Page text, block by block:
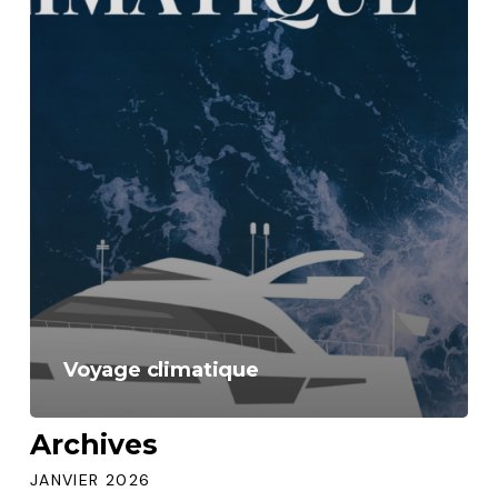
Voyage climatique
Archives
JANVIER 2026